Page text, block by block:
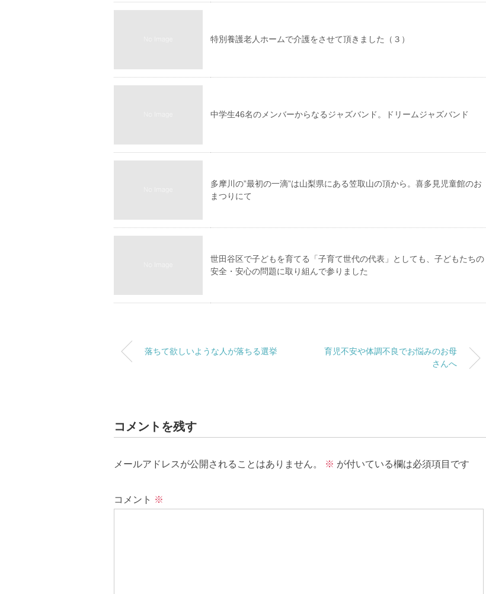
特別養護老人ホームで介護をさせて頂きました（３）
中学生46名のメンバーからなるジャズバンド。ドリームジャズバンド
多摩川の”最初の一滴”は山梨県にある笠取山の頂から。喜多見児童館のお
まつりにて
世田谷区で子どもを育てる「子育て世代の代表」としても、子どもたちの
安全・安心の問題に取り組んで参りました
落ちて欲しいような人が落ちる選挙
育児不安や体調不良でお悩みのお母
さんへ
コメントを残す
メールアドレスが公開されることはありません。 ※ が付いている欄は必須項目です
コメント ※